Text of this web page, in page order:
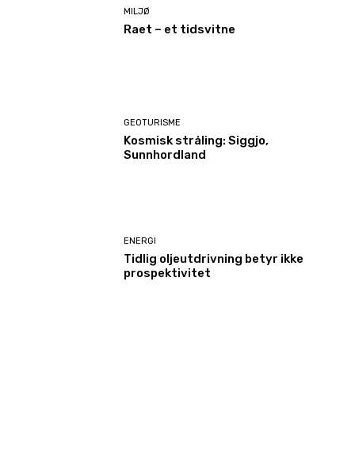
MILJØ
Raet – et tidsvitne
GEOTURISME
Kosmisk stråling: Siggjo,
Sunnhordland
ENERGI
Tidlig oljeutdrivning betyr ikke
prospektivitet